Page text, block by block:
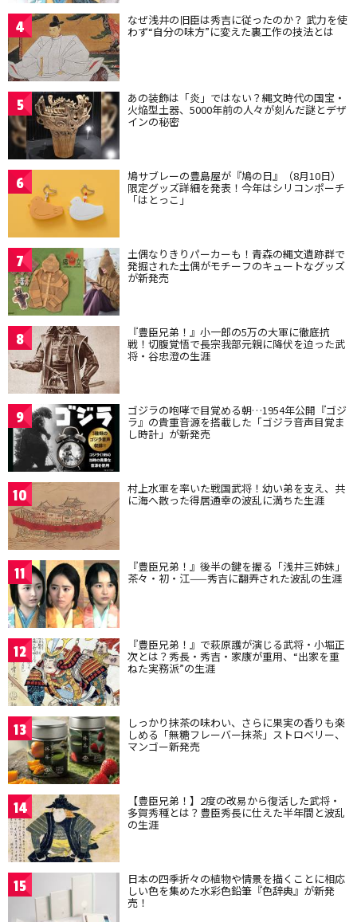
4 なぜ浅井の旧臣は秀吉に従ったのか？ 武力を使
わず“自分の味方”に変えた裏工作の技法とは
5 あの装飾は「炎」ではない？縄文時代の国宝・
火焔型土器、5000年前の人々が刻んだ謎とデザ
インの秘密
6 鳩サブレーの豊島屋が『鳩の日』（8月10日）
限定グッズ詳細を発表！今年はシリコンポーチ
「はとっこ」
7 土偶なりきりパーカーも！青森の縄文遺跡群で
発掘された土偶がモチーフのキュートなグッズ
が新発売
8 『豊臣兄弟！』小一郎の5万の大軍に徹底抗
戦！切腹覚悟で長宗我部元親に降伏を迫った武
将・谷忠澄の生涯
9 ゴジラの咆哮で目覚める朝…1954年公開『ゴジ
ラ』の貴重音源を搭載した「ゴジラ音声目覚ま
し時計」が新発売
10 村上水軍を率いた戦国武将！幼い弟を支え、共
に海へ散った得居通幸の波乱に満ちた生涯
11 『豊臣兄弟！』後半の鍵を握る「浅井三姉妹」
茶々・初・江——秀吉に翻弄された波乱の生涯
12 『豊臣兄弟！』で萩原護が演じる武将・小堀正
次とは？秀長・秀吉・家康が重用、“出家を重
ねた実務派”の生涯
13 しっかり抹茶の味わい、さらに果実の香りも楽
しめる「無糖フレーバー抹茶」ストロベリー、
マンゴー新発売
14 【豊臣兄弟！】2度の改易から復活した武将・
多賀秀種とは？豊臣秀長に仕えた半年間と波乱
の生涯
15 日本の四季折々の植物や情景を描くことに相応
しい色を集めた水彩色鉛筆『色辞典』が新発
売！